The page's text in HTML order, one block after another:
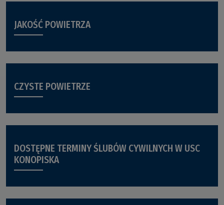
JAKOŚĆ POWIETRZA
CZYSTE POWIETRZE
DOSTĘPNE TERMINY ŚLUBÓW CYWILNYCH W USC
KONOPISKA